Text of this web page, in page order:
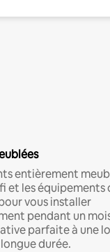
entièrement
et les équipements
vous installer
pendant un
parfaite à une
durée.